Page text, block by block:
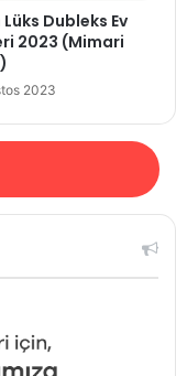
Dubleks Ev
2023 (Mimari
2023